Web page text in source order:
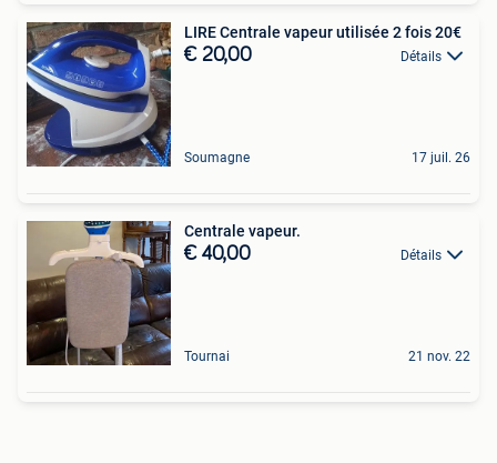
LIRE Centrale vapeur utilisée 2 fois 20€
€ 20,00 Détails
Soumagne 17 juil. 26
Centrale vapeur.
€ 40,00 Détails
Tournai 21 nov. 22